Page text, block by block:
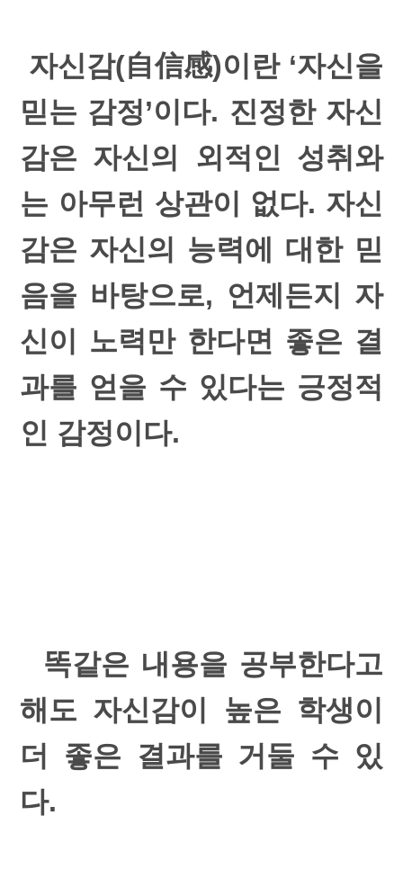
자신감(自信感)이란 ‘자신을
믿는 감정’이다. 진정한 자신
감은 자신의 외적인 성취와
는 아무런 상관이 없다. 자신
감은 자신의 능력에 대한 믿
음을 바탕으로, 언제든지 자
신이 노력만 한다면 좋은 결
과를 얻을 수 있다는 긍정적
인 감정이다.
똑같은 내용을 공부한다고
해도 자신감이 높은 학생이
더 좋은 결과를 거둘 수 있
다.